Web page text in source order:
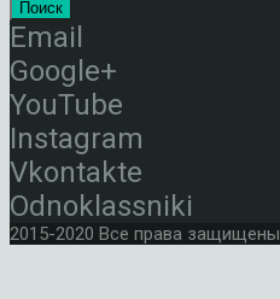
Поиск
Email
Google+
YouTube
Instagram
Vkontakte
Odnoklassniki
2015-2020 Все права защищены